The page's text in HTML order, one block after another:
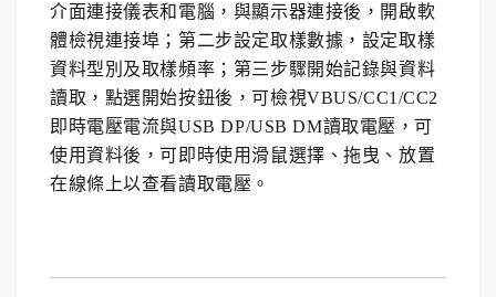
介面連接儀表和電腦， 與顯示器連接後，開啟軟
體檢視連接埠 ； 第二步設定取樣數據，設定取樣
資料型別及取樣頻率；第三步驟開始記錄與資料
讀取，點選開始按鈕後，可檢視VBUS/CC1/CC2
即時電壓電流與USB DP/USB DM讀取電壓，可
使用資料後，可即時使用滑鼠選擇、拖曳、放置
在線條上以查看讀取電壓。